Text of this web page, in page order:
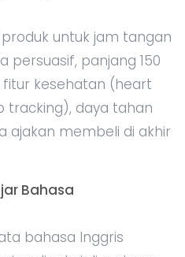
untuk jam tangan
persuasif, panjang 150
kesehatan (heart
tracking), daya tahan
ajakan membeli di akhir
Bahasa
bahasa Inggris